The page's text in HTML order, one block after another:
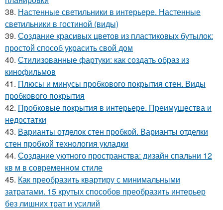
38. Настенные светильники в интерьере. Настенные
светильники в гостиной (виды)
39. Создание красивых цветов из пластиковых бутылок:
простой способ украсить свой дом
40. Стилизованные фартуки: как создать образ из
кинофильмов
41. Плюсы и минусы пробкового покрытия стен. Виды
пробкового покрытия
42. Пробковые покрытия в интерьере. Преимущества и
недостатки
43. Варианты отделок стен пробкой. Варианты отделки
стен пробкой технология укладки
44. Создание уютного пространства: дизайн спальни 12
кв м в современном стиле
45. Как преобразить квартиру с минимальными
затратами. 15 крутых способов преобразить интерьер
без лишних трат и усилий